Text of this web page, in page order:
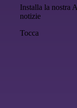
Installa la nostra
notizie
Tocca